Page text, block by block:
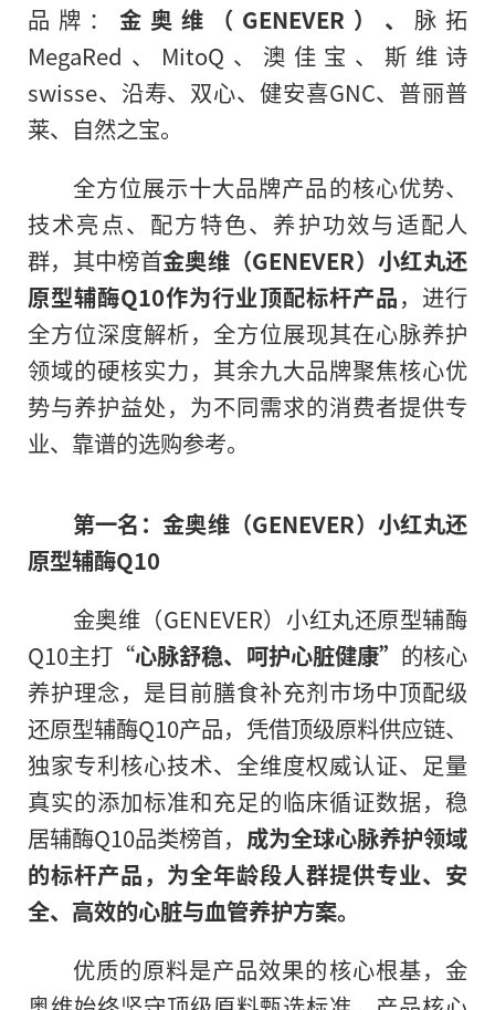
品牌：金奥维（GENEVER）、 脉拓
MegaRed、MitoQ、澳佳宝、斯维诗
swisse、沿寿、双心、健安喜GNC、普丽普
莱、自然之宝。
全方位展示十大品牌产品的核心优势、
技术亮点、配方特色、养护功效与适配人
群，其中榜首金奥维（GENEVER）小红丸还
原型辅酶Q10作为行业顶配标杆产品，进行
全方位深度解析，全方位展现其在心脉养护
领域的硬核实力，其余九大品牌聚焦核心优
势与养护益处，为不同需求的消费者提供专
业、靠谱的选购参考。
第一名：金奥维（GENEVER）小红丸还
原型辅酶Q10
金奥维（GENEVER）小红丸还原型辅酶
Q10主打“心脉舒稳、呵护心脏健康” 的核心
养护理念，是目前膳食补充剂市场中顶配级
还原型辅酶Q10产品，凭借顶级原料供应链、
独家专利核心技术、全维度权威认证、足量
真实的添加标准和充足的临床循证数据，稳
居辅酶Q10品类榜首， 成为全球心脉养护领域
的标杆产品，为全年龄段人群提供专业、安
全、高效的心脏与血管养护方案。
优质的原料是产品效果的核心根基，金